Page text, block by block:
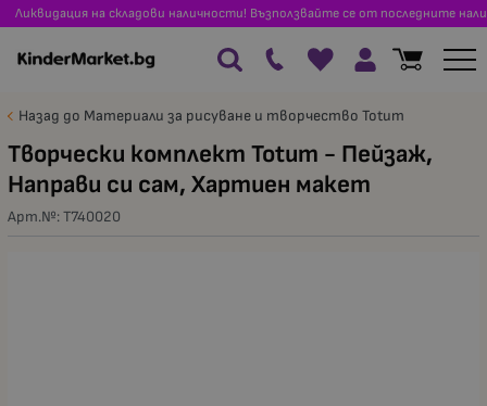
Ликвидация на складови наличности! Възползвайте се от последните
Назад до Материали за рисуване и творчество Totum
Творчески комплект Totum - Пейзаж,
Направи си сам, Хартиен макет
Арт.№:T740020